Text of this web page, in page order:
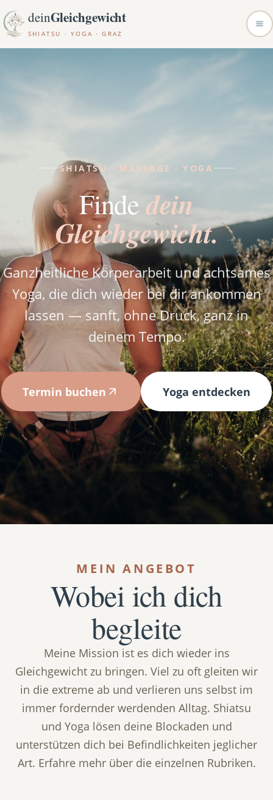
deinGleichgewicht
SHIATSU · YOGA · GRAZ
SHIATSU · MASSAGE · YOGA
Findedein
Gleichgewicht.
Ganzheitliche Körperarbeit und achtsames
Yoga, die dich wieder bei dir ankommen
lassen — sanft, ohne Druck, ganz in
deinem Tempo.
Termin buchen Yoga entdecken
MEIN ANGEBOT
Wobei ich dich
begleite
Meine Mission ist es dich wieder ins
Gleichgewicht zu bringen. Viel zu oft gleiten wir
in die extreme ab und verlieren uns selbst im
immer fordernder werdenden Alltag. Shiatsu
und Yoga lösen deine Blockaden und
unterstützen dich bei Befindlichkeiten jeglicher
Art. Erfahre mehr über die einzelnen Rubriken.